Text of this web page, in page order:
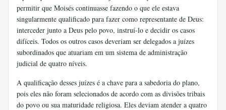
permitir que Moisés continuasse fazendo o que ele estava
singularmente qualificado para fazer como representante de Deus:
interceder junto a Deus pelo povo, instruí-lo e decidir os casos
difíceis. Todos os outros casos deveriam ser delegados a juízes
subordinados que atuariam em um sistema de administração
judicial de quatro níveis.
A qualificação desses juízes é a chave para a sabedoria do plano,
pois eles não foram selecionados de acordo com as divisões tribais
do povo ou sua maturidade religiosa. Eles deviam atender a quatro